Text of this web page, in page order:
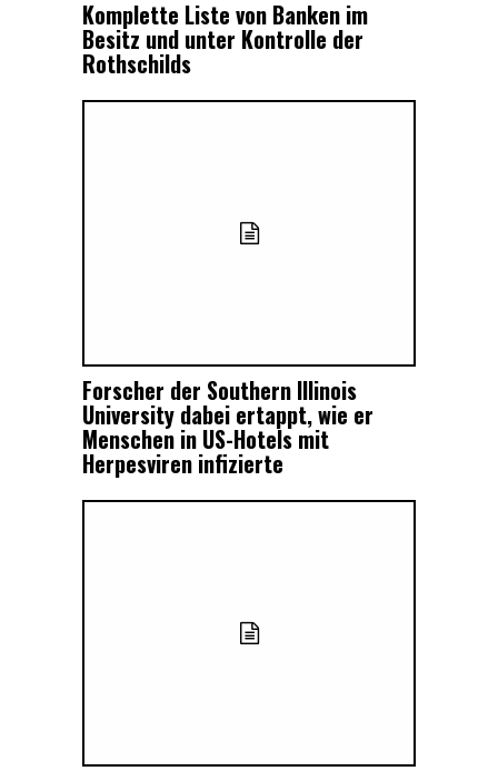
Komplette Liste von Banken im
Besitz und unter Kontrolle der
Rothschilds
Forscher der Southern Illinois
University dabei ertappt, wie er
Menschen in US-Hotels mit
Herpesviren infizierte